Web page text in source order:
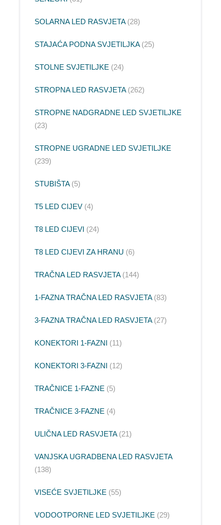
SOLARNA LED RASVJETA 28
STAJAĆA PODNA SVJETILJKA 25
STOLNE SVJETILJKE 24
STROPNA LED RASVJETA 262
STROPNE NADGRADNE LED SVJETILJKE
23
STROPNE UGRADNE LED SVJETILJKE
239
STUBIŠTA 5
T5 LED CIJEV 4
T8 LED CIJEVI 24
T8 LED CIJEVI ZA HRANU 6
TRAČNA LED RASVJETA 144
1-FAZNA TRAČNA LED RASVJETA 83
3-FAZNA TRAČNA LED RASVJETA 27
KONEKTORI 1-FAZNI 11
KONEKTORI 3-FAZNI 12
TRAČNICE 1-FAZNE 5
TRAČNICE 3-FAZNE 4
ULIČNA LED RASVJETA 21
VANJSKA UGRADBENA LED RASVJETA
138
VISEĆE SVJETILJKE 55
VODOOTPORNE LED SVJETILJKE 29